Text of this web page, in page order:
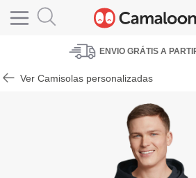
ENVIO GRÁTIS A
Ver Camisolas personalizadas